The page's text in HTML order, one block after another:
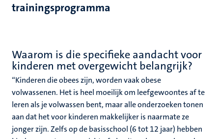
trainingsprogramma
Waarom is die specifieke aandacht voor
kinderen met overgewicht belangrijk?
“Kinderen die obees zijn, worden vaak obese
volwassenen. Het is heel moeilijk om leefgewoontes af te
leren als je volwassen bent, maar alle onderzoeken tonen
aan dat het voor kinderen makkelijker is naarmate ze
jonger zijn. Zelfs op de basisschool (6 tot 12 jaar) hebben